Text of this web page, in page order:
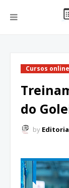
Cursos online
do
by Editoria